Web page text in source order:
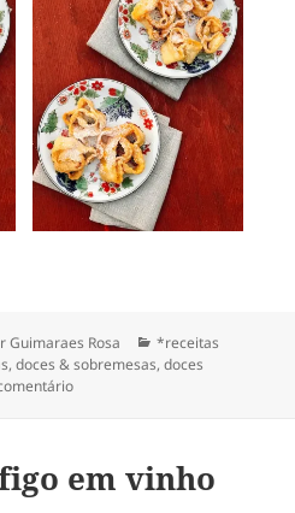
Guimaraes Rosa Categorias
*receitas
,doces & sobremesas,doces
em cepallas ou crispelas
em vinho